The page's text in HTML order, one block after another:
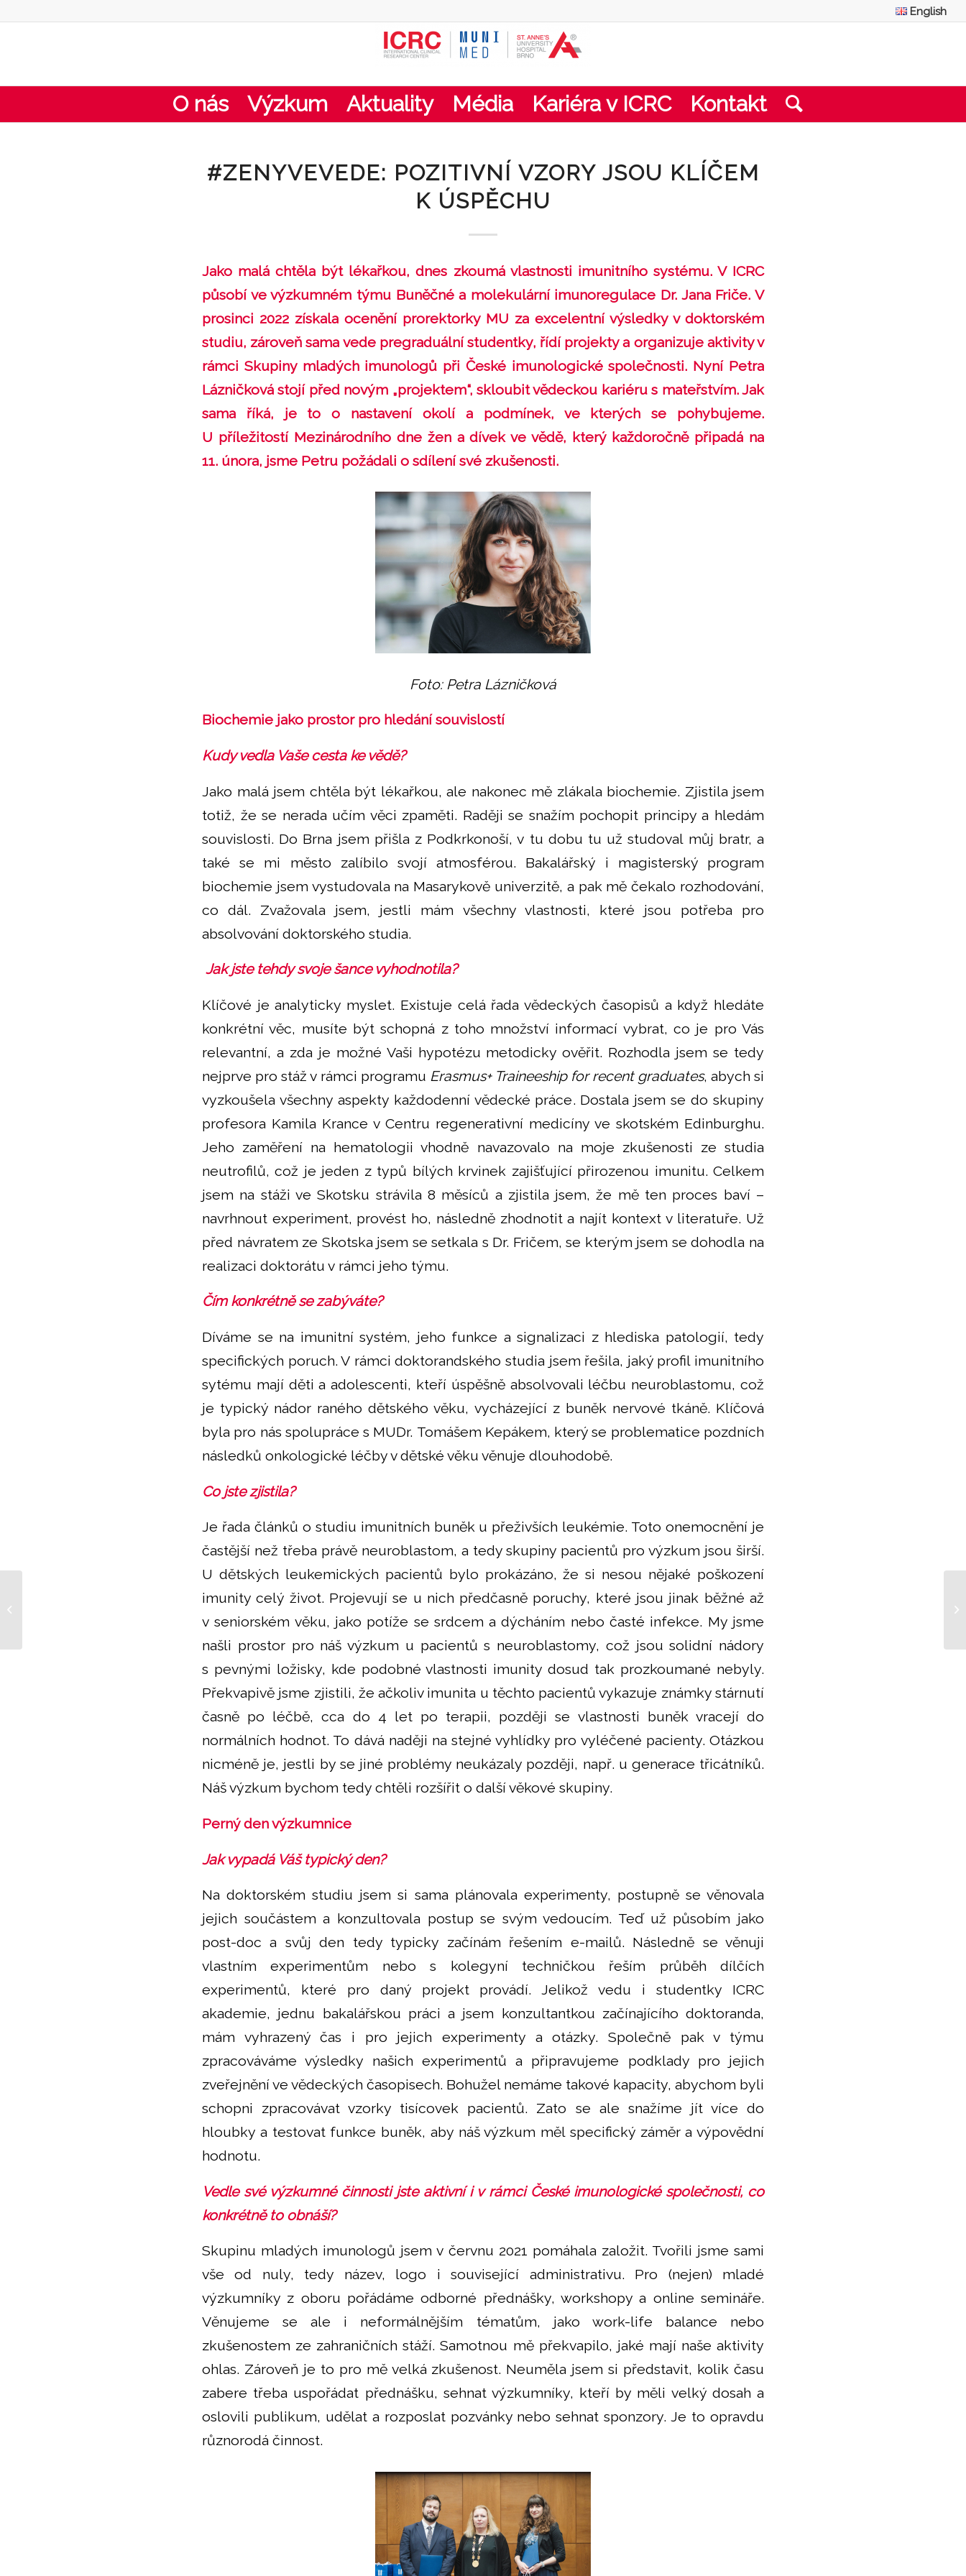
English
O nás Výzkum Aktuality Média Kariéra v ICRC Kontakt
#ZENYVEVEDE: POZITIVNÍ VZORY JSOU KLÍČEM
K ÚSPĚCHU
Jako malá chtěla být lékařkou, dnes zkoumá vlastnosti imunitního systému. V ICRC
působí ve výzkumném týmu Buněčné a molekulární imunoregulace Dr. Jana Friče. V
prosinci 2022 získala ocenění prorektorky MU za excelentní výsledky v doktorském
studiu, zároveň sama vede pregraduální studentky, řídí projekty a organizuje aktivity v
rámci Skupiny mladých imunologů při České imunologické společnosti. Nyní Petra
Lázničková stojí před novým „projektem“, skloubit vědeckou kariéru s mateřstvím. Jak
sama říká, je to o nastavení okolí a podmínek, ve kterých se pohybujeme.
U příležitostí Mezinárodního dne žen a dívek ve vědě, který každoročně připadá na
11. února, jsme Petru požádali o sdílení své zkušenosti.
Foto: Petra Lázničková
Biochemie jako prostor pro hledání souvislostí
Kudy vedla Vaše cesta ke vědě?
Jako malá jsem chtěla být lékařkou, ale nakonec mě zlákala biochemie. Zjistila jsem
totiž, že se nerada učím věci zpaměti. Raději se snažím pochopit principy a hledám
souvislosti. Do Brna jsem přišla z Podkrkonoší, v tu dobu tu už studoval můj bratr, a
také se mi město zalíbilo svojí atmosférou. Bakalářský i magisterský program
biochemie jsem vystudovala na Masarykově univerzitě, a pak mě čekalo rozhodování,
co dál. Zvažovala jsem, jestli mám všechny vlastnosti, které jsou potřeba pro
absolvování doktorského studia.
Jak jste tehdy svoje šance vyhodnotila?
Klíčové je analyticky myslet. Existuje celá řada vědeckých časopisů a když hledáte
konkrétní věc, musíte být schopná z toho množství informací vybrat, co je pro Vás
relevantní, a zda je možné Vaši hypotézu metodicky ověřit. Rozhodla jsem se tedy
nejprve pro stáž v rámci programu Erasmus+ Traineeship for recent graduates, abych si
vyzkoušela všechny aspekty každodenní vědecké práce. Dostala jsem se do skupiny
profesora Kamila Krance v Centru regenerativní medicíny ve skotském Edinburghu.
Jeho zaměření na hematologii vhodně navazovalo na moje zkušenosti ze studia
neutrofilů, což je jeden z typů bílých krvinek zajišťující přirozenou imunitu. Celkem
jsem na stáži ve Skotsku strávila 8 měsíců a zjistila jsem, že mě ten proces baví –
navrhnout experiment, provést ho, následně zhodnotit a najít kontext v literatuře. Už
před návratem ze Skotska jsem se setkala s Dr. Fričem, se kterým jsem se dohodla na
realizaci doktorátu v rámci jeho týmu.
Čím konkrétně se zabýváte?
Díváme se na imunitní systém, jeho funkce a signalizaci z hlediska patologií, tedy
specifických poruch. V rámci doktorandského studia jsem řešila, jaký profil imunitního
sytému mají děti a adolescenti, kteří úspěšně absolvovali léčbu neuroblastomu, což
je typický nádor raného dětského věku, vycházející z buněk nervové tkáně. Klíčová
byla pro nás spolupráce s MUDr. Tomášem Kepákem, který se problematice pozdních
následků onkologické léčby v dětské věku věnuje dlouhodobě.
Co jste zjistila?
Je řada článků o studiu imunitních buněk u přeživších leukémie. Toto onemocnění je
častější než třeba právě neuroblastom, a tedy skupiny pacientů pro výzkum jsou širší.
U dětských leukemických pacientů bylo prokázáno, že si nesou nějaké poškození
imunity celý život. Projevují se u nich předčasně poruchy, které jsou jinak běžné až
v seniorském věku, jako potíže se srdcem a dýcháním nebo časté infekce. My jsme
našli prostor pro náš výzkum u pacientů s neuroblastomy, což jsou solidní nádory
s pevnými ložisky, kde podobné vlastnosti imunity dosud tak prozkoumané nebyly.
Překvapivě jsme zjistili, že ačkoliv imunita u těchto pacientů vykazuje známky stárnutí
časně po léčbě, cca do 4 let po terapii, později se vlastnosti buněk vracejí do
normálních hodnot. To dává naději na stejné vyhlídky pro vyléčené pacienty. Otázkou
nicméně je, jestli by se jiné problémy neukázaly později, např. u generace třicátníků.
Náš výzkum bychom tedy chtěli rozšířit o další věkové skupiny.
Perný den výzkumnice
Jak vypadá Váš typický den?
Na doktorském studiu jsem si sama plánovala experimenty, postupně se věnovala
jejich součástem a konzultovala postup se svým vedoucím. Teď už působím jako
post-doc a svůj den tedy typicky začínám řešením e-mailů. Následně se věnuji
vlastním experimentům nebo s kolegyní techničkou řeším průběh dílčích
experimentů, které pro daný projekt provádí. Jelikož vedu i studentky ICRC
akademie, jednu bakalářskou práci a jsem konzultantkou začínajícího doktoranda,
mám vyhrazený čas i pro jejich experimenty a otázky. Společně pak v týmu
zpracováváme výsledky našich experimentů a připravujeme podklady pro jejich
zveřejnění ve vědeckých časopisech. Bohužel nemáme takové kapacity, abychom byli
schopni zpracovávat vzorky tisícovek pacientů. Zato se ale snažíme jít více do
hloubky a testovat funkce buněk, aby náš výzkum měl specifický záměr a výpovědní
hodnotu.
Vedle své výzkumné činnosti jste aktivní i v rámci České imunologické společnosti, co
konkrétně to obnáší?
Skupinu mladých imunologů jsem v červnu 2021 pomáhala založit. Tvořili jsme sami
vše od nuly, tedy název, logo i související administrativu. Pro (nejen) mladé
výzkumníky z oboru pořádáme odborné přednášky, workshopy a online semináře.
Věnujeme se ale i neformálnějším tématům, jako work-life balance nebo
zkušenostem ze zahraničních stáží. Samotnou mě překvapilo, jaké mají naše aktivity
ohlas. Zároveň je to pro mě velká zkušenost. Neuměla jsem si představit, kolik času
zabere třeba uspořádat přednášku, sehnat výzkumníky, kteří by měli velký dosah a
oslovili publikum, udělat a rozposlat pozvánky nebo sehnat sponzory. Je to opravdu
různorodá činnost.